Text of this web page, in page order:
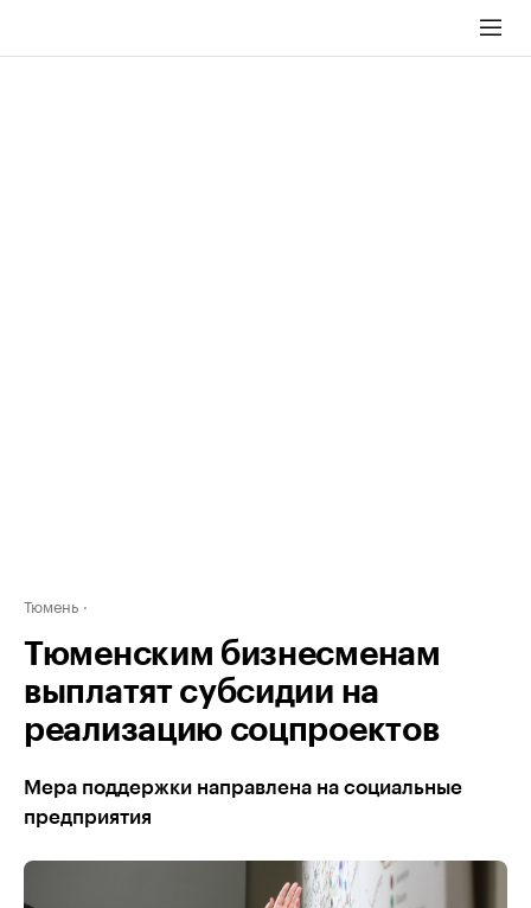
Тюмень
Тюменским бизнесменам
выплатят субсидии на
реализацию соцпроектов
Мера поддержки направлена на социальные
предприятия